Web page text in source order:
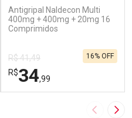
Antigripal Naldecon Multi
400mg + 400mg + 20mg 16
Comprimidos
R$ 41,49
R$34,99
16% OFF
Imagem